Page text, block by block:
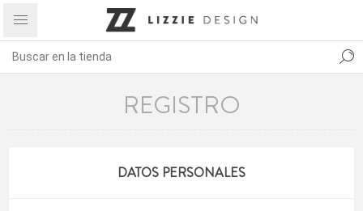
REGISTRO
DATOS PERSONALES